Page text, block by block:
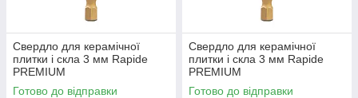
Свердло для керамічної
плитки і скла 3 мм Rapide
PREMIUM
Готово до відправки
Свердло для керамічної
плитки і скла 3 мм Rapide
PREMIUM
Готово до відправки